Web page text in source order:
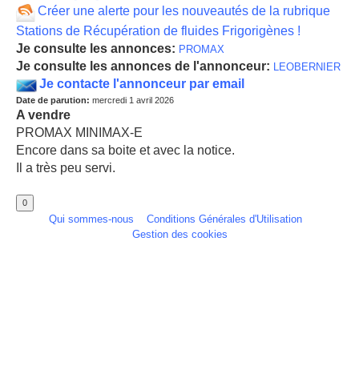
Créer une alerte pour les nouveautés de la rubrique
Stations de Récupération de fluides Frigorigènes !
Je consulte les annonces: PROMAX
Je consulte les annonces de l'annonceur: LEOBERNIER
Je contacte l'annonceur par email
Date de parution: mercredi 1 avril 2026
A vendre
PROMAX MINIMAX-E
Encore dans sa boite et avec la notice.
Il a très peu servi.
Qui sommes-nous
Conditions Générales d'Utilisation
Gestion des cookies